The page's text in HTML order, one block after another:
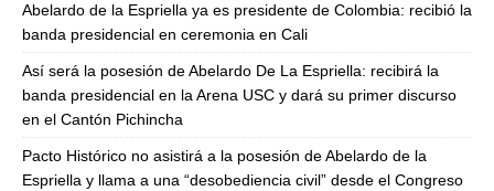
Abelardo de la Espriella ya es presidente de Colombia: recibió la
banda presidencial en ceremonia en Cali
Así será la posesión de Abelardo De La Espriella: recibirá la
banda presidencial en la Arena USC y dará su primer discurso
en el Cantón Pichincha
Pacto Histórico no asistirá a la posesión de Abelardo de la
Espriella y llama a una “desobediencia civil” desde el Congreso